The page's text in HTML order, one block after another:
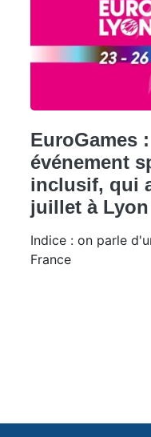
EuroGames
événement
inclusif, qui
juillet à
Indice : on parle
France